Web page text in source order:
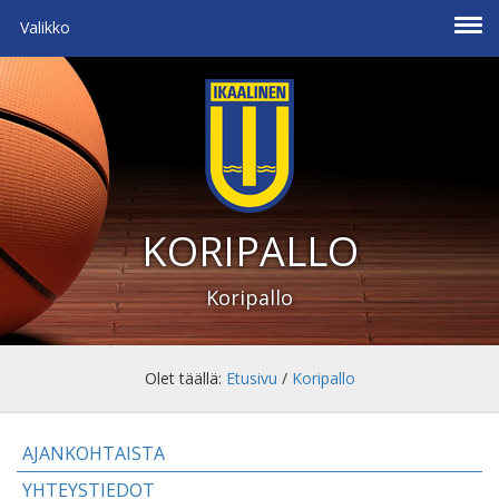
Valikko
KORIPALLO
Koripallo
Olet täällä: Etusivu / Koripallo
AJANKOHTAISTA
YHTEYSTIEDOT